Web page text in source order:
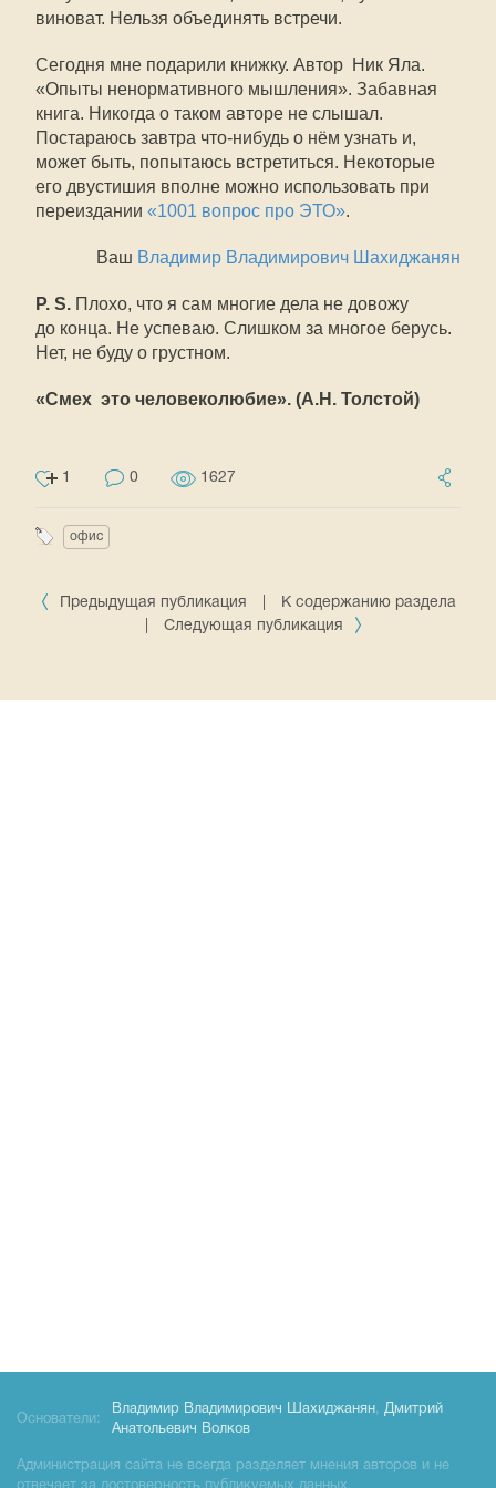
виноват. Нельзя объединять встречи.
Сегодня мне подарили книжку. Автор  Ник Яла.
«Опыты ненормативного мышления». Забавная
книга. Никогда о таком авторе не слышал.
Постараюсь завтра что-нибудь о нём узнать и,
может быть, попытаюсь встретиться. Некоторые
его двустишия вполне можно использовать при
переиздании «1001 вопрос про ЭТО».
Ваш Владимир Владимирович Шахиджанян
P. S. Плохо, что я сам многие дела не довожу
до конца. Не успеваю. Слишком за многое берусь.
Нет, не буду о грустном.
«Смех  это человеколюбие». (А.Н. Толстой)
1 0 1627
офис
Предыдущая публикация
К содержанию раздела
Следующая публикация
Основатели:
Владимир Владимирович Шахиджанян, Дмитрий
Анатольевич Волков
Администрация сайта не всегда разделяет мнения авторов и не